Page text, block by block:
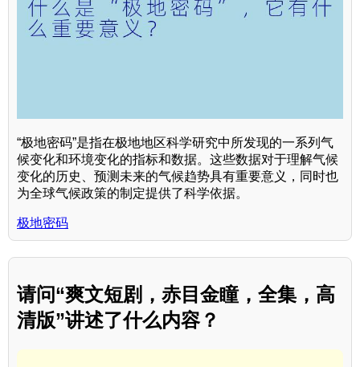
“极地密码”是指在极地地区科学研究中所发现的一系列气
候变化和环境变化的指标和数据。这些数据对于理解气候
变化的历史、预测未来的气候趋势具有重要意义，同时也
为全球气候政策的制定提供了科学依据。
极地密码
请问“爽文短剧，赤目金瞳，全集，高
清版”讲述了什么内容？